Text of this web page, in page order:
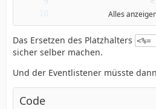
    </script>
Alles
Das Ersetzen des Platzhalters <%=
sicher selber machen.
Und der Eventlistener müsste
Code